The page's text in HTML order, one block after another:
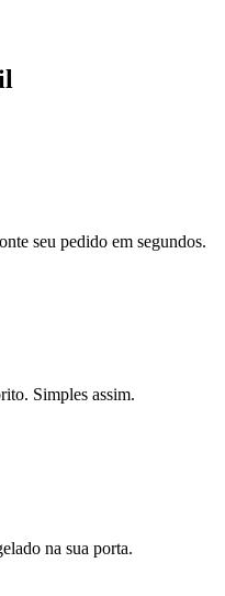
seu pedido em segundos.
Simples assim.
na sua porta.